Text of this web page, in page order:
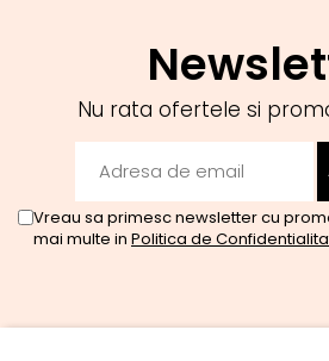
Nu rata ofertele si
Vreau sa primesc newsletter cu
mai multe in Politica de